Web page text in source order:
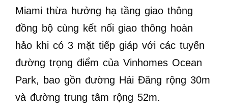
Miami thừa hưởng hạ tầng giao thông
đồng bộ cùng kết nối giao thông hoàn
hảo khi có 3 mặt tiếp giáp với các tuyến
đường trọng điểm của Vinhomes Ocean
Park, bao gồn đường Hải Đăng rộng 30m
và đường trung tâm rộng 52m.